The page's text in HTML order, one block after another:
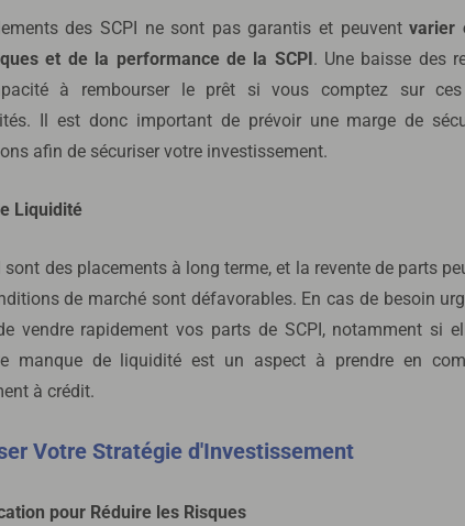
des SCPI ne sont pas garantis et peuventvarier
et de la performance de la SCPI. Une baisse des
à rembourser le prêt si vous comptez sur
Il est donc important de prévoir une marge de
afin de sécuriser votre investissement.
Liquidité
sont des placements à long terme, et la revente de parts
de marché sont défavorables. En cas de besoin
vendre rapidement vos parts de SCPI, notamment si
manque de liquidité est un aspect à prendre en
à crédit.
Votre Stratégie d'Investissement
pour Réduire les Risques